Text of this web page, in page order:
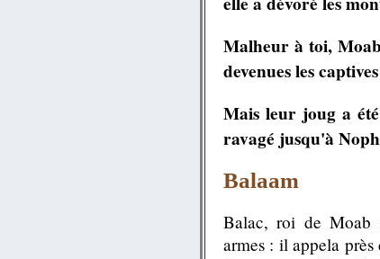
Malheur à toi,
devenues les
Mais leur joug a
ravagé jusqu'à
Balaam
Balac, roi de Moab
armes : il appela